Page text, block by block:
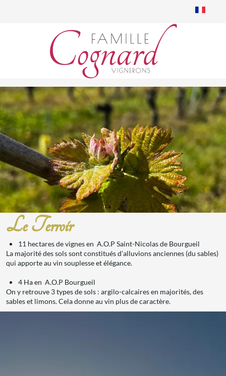
Le Terroir
11 hectares de vignes en A.O.P Saint-Nicolas de Bourgueil
La majorité des sols sont constitués d’alluvions anciennes (du sables)
qui apporte au vin souplesse et élégance.
4 Ha en A.O.P Bourgueil
On y retrouve 3 types de sols : argilo-calcaires en majorités, des
sables et limons. Cela donne au vin plus de caractère.